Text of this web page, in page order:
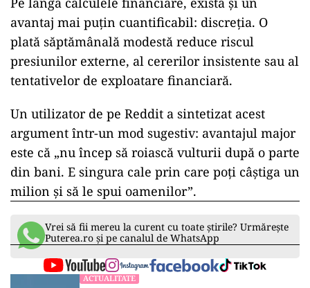
avantaj mai puțin cuantificabil: discreția. O
plată săptămânală modestă reduce riscul
presiunilor externe, al cererilor insistente sau al
tentativelor de exploatare financiară.
Un utilizator de pe Reddit a sintetizat acest
argument într-un mod sugestiv: avantajul major
este că „nu încep să roiască vulturii după o parte
din bani. E singura cale prin care poți câștiga un
milion și să le spui oamenilor”.
Vrei să fii mereu la curent cu toate știrile? Urmărește
Puterea.ro și pe canalul de WhatsApp
ACTUALITATE